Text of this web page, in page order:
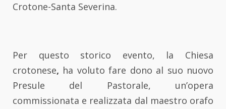
Crotone-Santa Severina.
Per questo storico evento, la Chiesa
crotonese, ha voluto fare dono al suo nuovo
Presule del Pastorale, un’opera
commissionata e realizzata dal maestro orafo